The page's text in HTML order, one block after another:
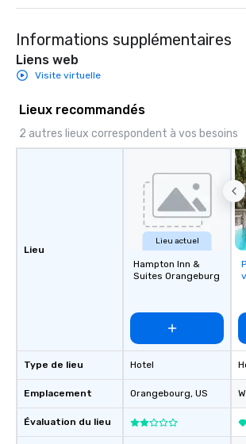
Informations supplémentaires
Liens web
Visite virtuelle
Lieux recommandés
2 autres lieux correspondent à vos besoins
Lieu
Type de lieu
Emplacement
Évaluation du lieu
Lieu actuel
Hampton Inn &
Suites Orangeburg
Hotel
Orangebourg, US